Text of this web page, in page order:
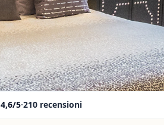
4,6/5·210 recensioni